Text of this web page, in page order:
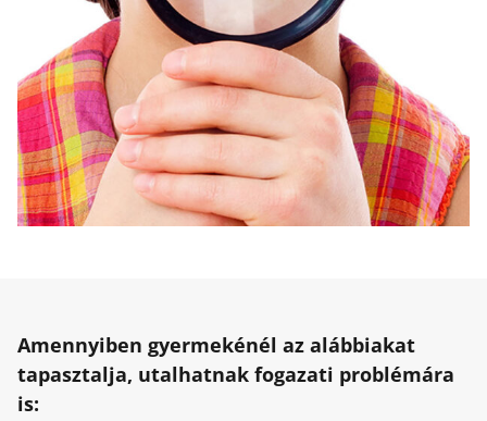
Amennyiben gyermekénél az alábbiakat
tapasztalja, utalhatnak fogazati problémára
is: